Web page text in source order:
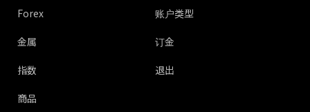
Forex
金属
指数
商品
账户类型
订金
退出